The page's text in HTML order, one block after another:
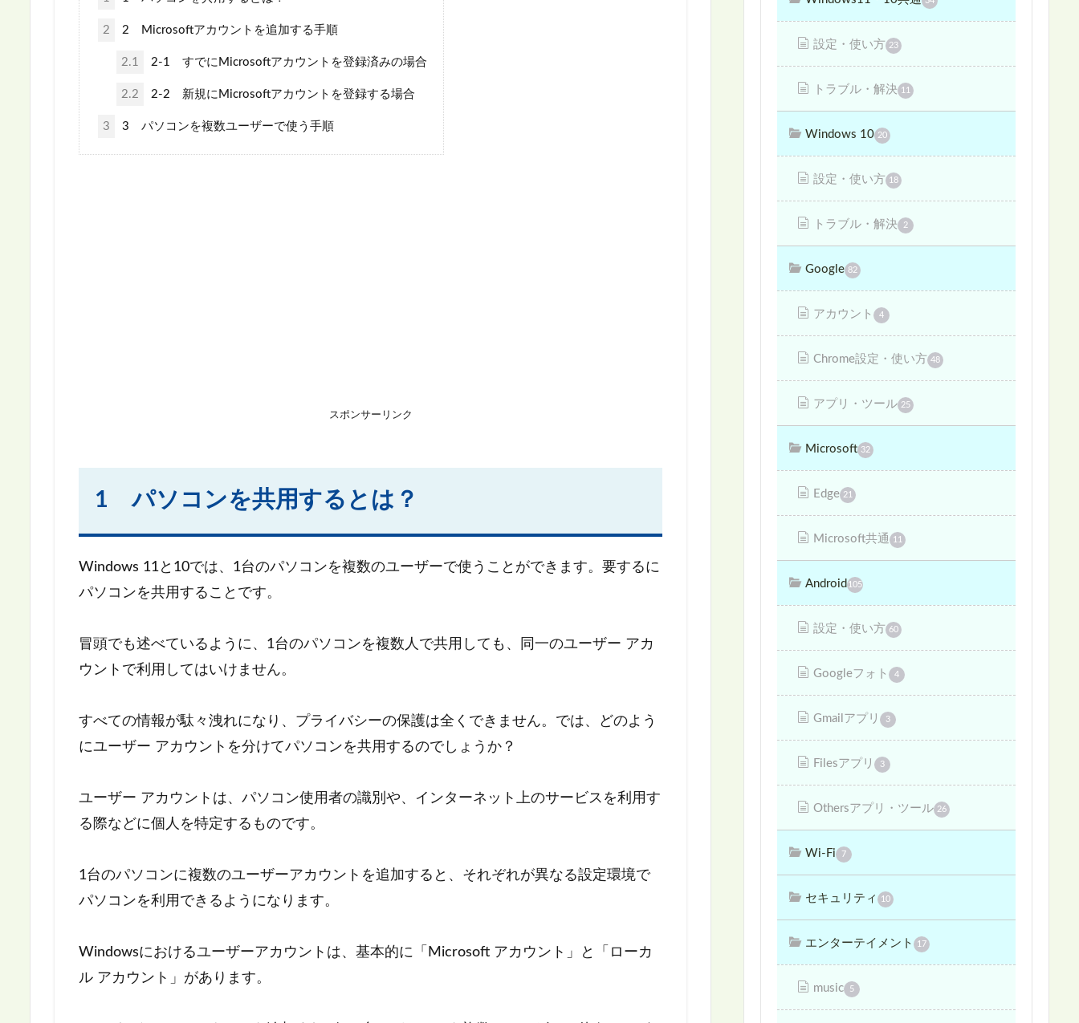
2 2 Microsoftアカウントを追加する手順
2.1 2-1 すでにMicrosoftアカウントを登録済みの場合
2.2 2-2 新規にMicrosoftアカウントを登録する場合
3 3 パソコンを複数ユーザーで使う手順
スポンサーリンク
1 パソコンを共用するとは？
Windows 11と10では、1台のパソコンを複数のユーザーで使うことができます。要するに
パソコンを共用することです。
冒頭でも述べているように、1台のパソコンを複数人で共用しても、同一のユーザー アカ
ウントで利用してはいけません。
すべての情報が駄々洩れになり、プライバシーの保護は全くできません。では、どのよう
にユーザー アカウントを分けてパソコンを共用するのでしょうか？
ユーザー アカウントは、パソコン使用者の識別や、インターネット上のサービスを利用す
る際などに個人を特定するものです。
1台のパソコンに複数のユーザーアカウントを追加すると、それぞれが異なる設定環境で
パソコンを利用できるようになります。
Windowsにおけるユーザーアカウントは、基本的に「Microsoft アカウント」と「ローカ
ル アカウント」があります。
設定・使い方 23
トラブル・解決 11
Windows 10 20
設定・使い方 18
トラブル・解決 2
Google 82
アカウント 4
Chrome設定・使い方 48
アプリ・ツール 25
Microsoft 32
Edge 21
Microsoft共通 11
Android 105
設定・使い方 60
Googleフォト 4
Gmailアプリ 3
Filesアプリ 3
Othersアプリ・ツール 26
Wi-Fi 7
セキュリティ 10
エンターテイメント 17
music 5